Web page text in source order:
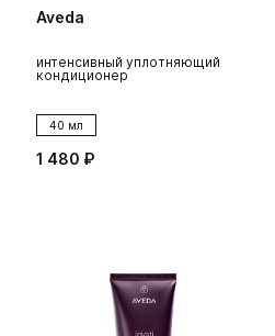
Aveda
интенсивный уплотняющий
кондиционер
40 мл
1 480 ₽